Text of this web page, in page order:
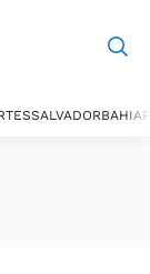
SALVADORBAHIA